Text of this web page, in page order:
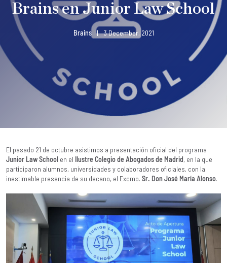
Brains en Junior Law School
Brains | 3 December, 2021
El pasado 21 de octubre asistimos a presentación oficial del programa
Junior Law School en el Ilustre Colegio de Abogados de Madrid, en la que
participaron alumnos, universidades y colaboradores oficiales, con la
inestimable presencia de su decano, el Excmo. Sr. Don José María Alonso.